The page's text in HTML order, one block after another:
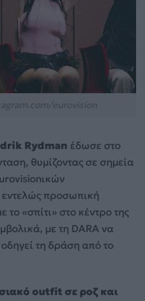
Rydman έδωσε στο
θυμίζοντας σε σημεία
προσωπική
το «σπίτι» στο κέντρο της
με τη DARA να
τη δράση από το
outfit σε ροζ και